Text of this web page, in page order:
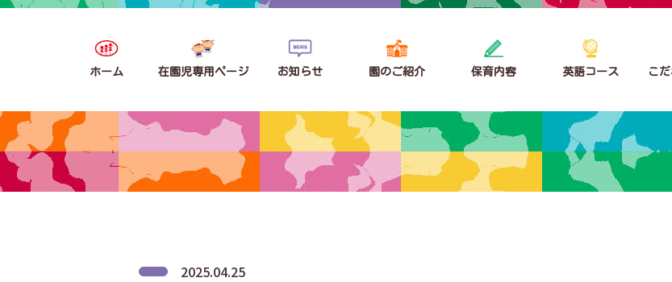
ホーム 在園児専用ページ お知らせ 園のご紹介 保育内容 英語コース こ
2025.04.25